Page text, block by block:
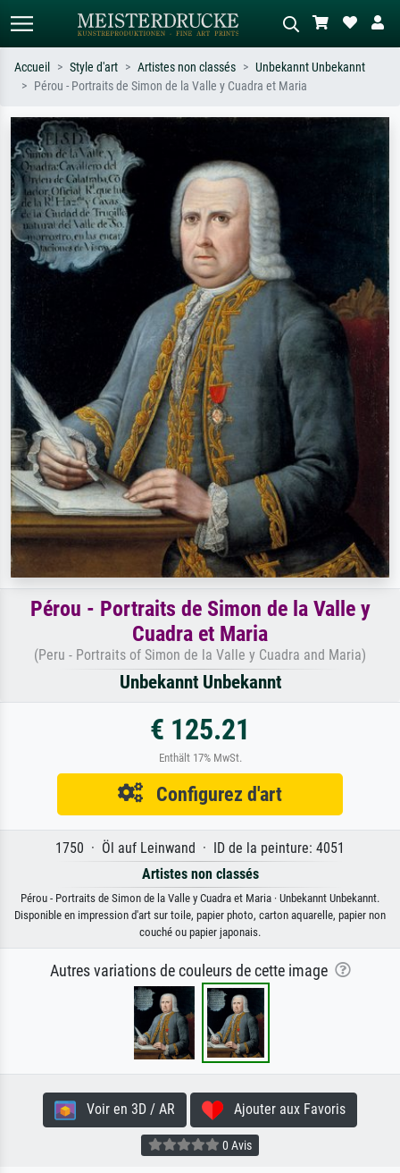
Recherchez par artiste, titre ou style –
ex. Monet, Nuit étoilée,
impressionnisme, vague de Hokusai,
nu.
tableau sombre, nu debout près d'un
Accueil Style d'art Artistes non classés
Unbekannt Unbekannt
Pérou - Portraits de Simon de la Valle y Cuadra et Maria
Pérou - Portraits de Simon de la Valle y
Cuadra et Maria
(Peru - Portraits of Simon de la Valle y Cuadra and Maria)
Unbekannt Unbekannt
€ 125.21
Enthält 17% MwSt.
Configurez d'art
1750 · Öl auf Leinwand · ID de la peinture: 4051
Artistes non classés
Pérou - Portraits de Simon de la Valle y Cuadra et Maria · Unbekannt Unbekannt.
Disponible en impression d'art sur toile, papier photo, carton aquarelle, papier non
couché ou papier japonais.
Autres variations de couleurs de cette image
Voir en 3D / AR Ajouter aux Favoris
0 Avis